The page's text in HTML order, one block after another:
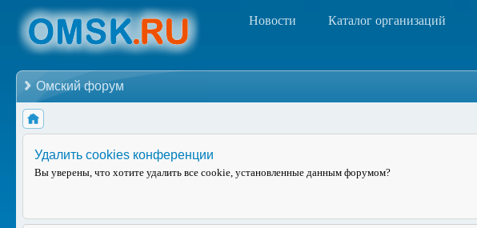
Новости Каталог организаций
Омский форум
Удалить cookies конференции
Вы уверены, что хотите удалить все cookie, установленные данным форумом?